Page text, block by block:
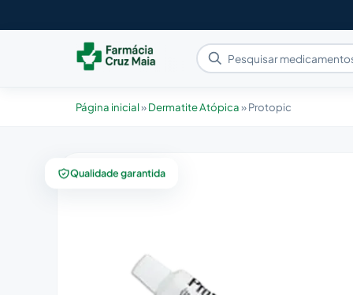
Página inicial»Dermatite Atópica»Protopic
Qualidade garantida